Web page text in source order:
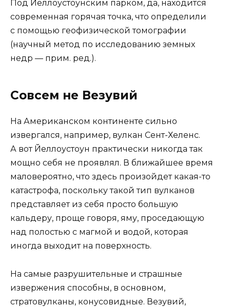
Под Йеллоустоунским парком, да, находится
современная горячая точка, что определили
с помощью геофизической томографии
(научный метод по исследованию земных
недр — прим. ред.).
Совсем не Везувий
На Американском континенте сильно
извергался, например, вулкан Сент-Хеленс.
А вот Йеллоустоун практически никогда так
мощно себя не проявлял. В ближайшее время
маловероятно, что здесь произойдет какая-то
катастрофа, поскольку такой тип вулканов
представляет из себя просто большую
кальдеру, проще говоря, яму, проседающую
над полостью с магмой и водой, которая
иногда выходит на поверхность.
На самые разрушительные и страшные
извержения способны, в основном,
стратовулканы, конусовидные. Везувий,